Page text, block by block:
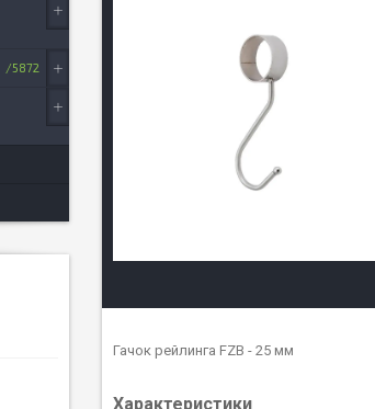
Гачок рейлинга FZB - 25 мм
Характеристики
5872